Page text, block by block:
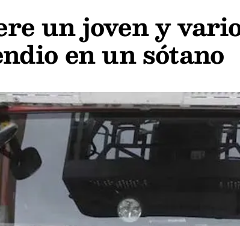
un joven y
en un sótano